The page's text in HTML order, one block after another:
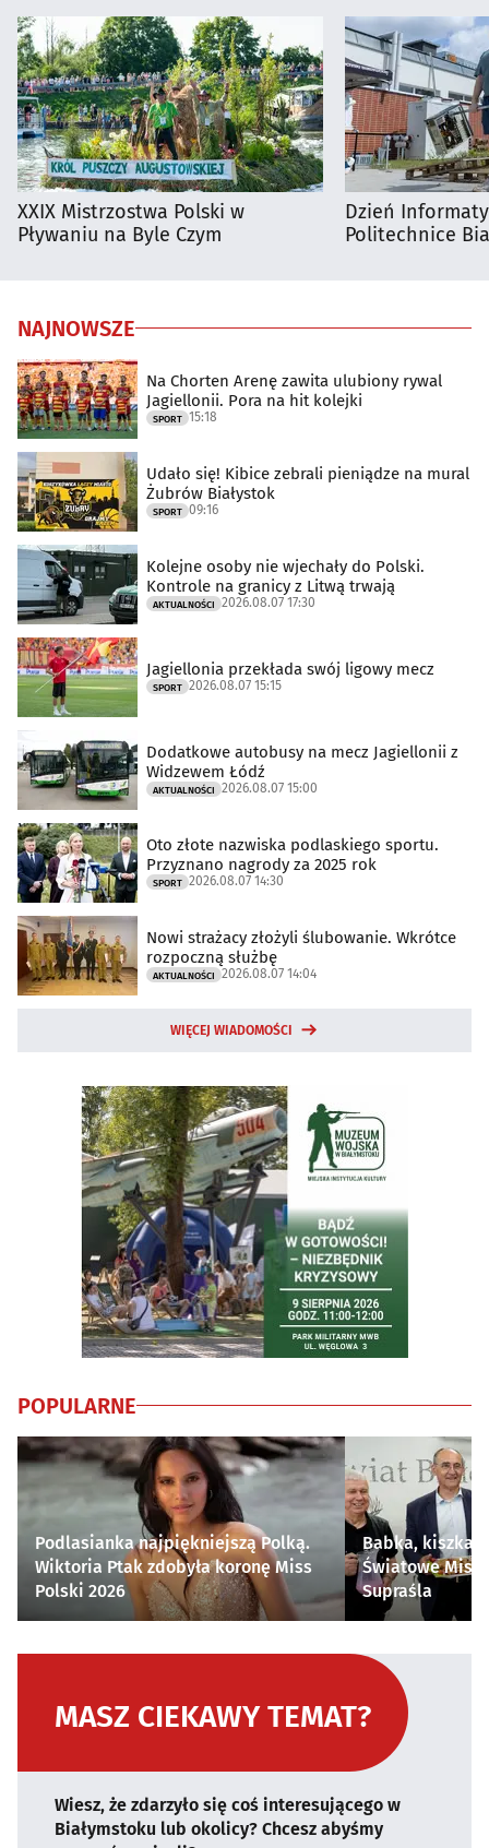
XXIX Mistrzostwa Polski w
Pływaniu na Byle Czym
Dzień
Politechnice
NAJNOWSZE
Na Chorten Arenę zawita ulubiony rywal
Jagiellonii. Pora na hit kolejki
SPORT 15:18
Udało się! Kibice zebrali pieniądze na mural
Żubrów Białystok
SPORT 09:16
Kolejne osoby nie wjechały do Polski.
Kontrole na granicy z Litwą trwają
AKTUALNOŚCI 2026.08.07 17:30
Jagiellonia przekłada swój ligowy mecz
SPORT 2026.08.07 15:15
Dodatkowe autobusy na mecz Jagiellonii z
Widzewem Łódź
AKTUALNOŚCI 2026.08.07 15:00
Oto złote nazwiska podlaskiego sportu.
Przyznano nagrody za 2025 rok
SPORT 2026.08.07 14:30
Nowi strażacy złożyli ślubowanie. Wkrótce
rozpoczną służbę
AKTUALNOŚCI 2026.08.07 14:04
WIĘCEJ WIADOMOŚCI
POPULARNE
Podlasianka najpiękniejszą Polką.
Wiktoria Ptak zdobyła koronę Miss
Polski 2026
Babka, kiszka i
Światowe
Supraśla
MASZ CIEKAWY TEMAT?
Wiesz, że zdarzyło się coś interesującego w
Białymstoku lub okolicy? Chcesz abyśmy